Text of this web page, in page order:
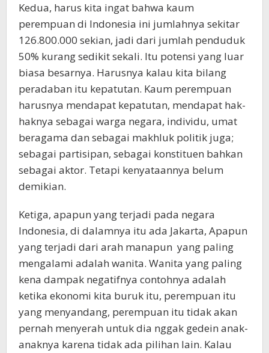
Kedua, harus kita ingat bahwa kaum
perempuan di Indonesia ini jumlahnya sekitar
126.800.000 sekian, jadi dari jumlah penduduk
50% kurang sedikit sekali. Itu potensi yang luar
biasa besarnya. Harusnya kalau kita bilang
peradaban itu kepatutan. Kaum perempuan
harusnya mendapat kepatutan, mendapat hak-
haknya sebagai warga negara, individu, umat
beragama dan sebagai makhluk politik juga;
sebagai partisipan, sebagai konstituen bahkan
sebagai aktor. Tetapi kenyataannya belum
demikian.
Ketiga, apapun yang terjadi pada negara
Indonesia, di dalamnya itu ada Jakarta, Apapun
yang terjadi dari arah manapun yang paling
mengalami adalah wanita. Wanita yang paling
kena dampak negatifnya contohnya adalah
ketika ekonomi kita buruk itu, perempuan itu
yang menyandang, perempuan itu tidak akan
pernah menyerah untuk dia nggak gedein anak-
anaknya karena tidak ada pilihan lain. Kalau